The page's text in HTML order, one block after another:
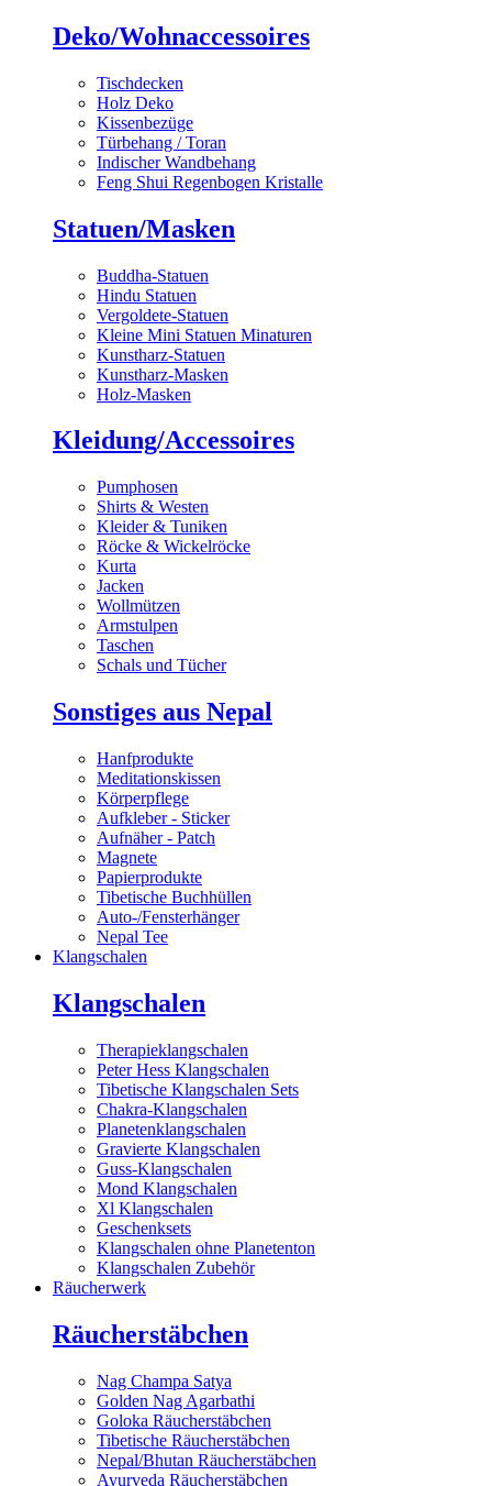
Deko/Wohnaccessoires
Tischdecken
Holz Deko
Kissenbezüge
Türbehang / Toran
Indischer Wandbehang
Feng Shui Regenbogen Kristalle
Statuen/Masken
Buddha-Statuen
Hindu Statuen
Vergoldete-Statuen
Kleine Mini Statuen Minaturen
Kunstharz-Statuen
Kunstharz-Masken
Holz-Masken
Kleidung/Accessoires
Pumphosen
Shirts & Westen
Kleider & Tuniken
Röcke & Wickelröcke
Kurta
Jacken
Wollmützen
Armstulpen
Taschen
Schals und Tücher
Sonstiges aus Nepal
Hanfprodukte
Meditationskissen
Körperpflege
Aufkleber - Sticker
Aufnäher - Patch
Magnete
Papierprodukte
Tibetische Buchhüllen
Auto-/Fensterhänger
Nepal Tee
Klangschalen
Klangschalen
Therapieklangschalen
Peter Hess Klangschalen
Tibetische Klangschalen Sets
Chakra-Klangschalen
Planetenklangschalen
Gravierte Klangschalen
Guss-Klangschalen
Mond Klangschalen
Xl Klangschalen
Geschenksets
Klangschalen ohne Planetenton
Klangschalen Zubehör
Räucherwerk
Räucherstäbchen
Nag Champa Satya
Golden Nag Agarbathi
Goloka Räucherstäbchen
Tibetische Räucherstäbchen
Nepal/Bhutan Räucherstäbchen
Ayurveda Räucherstäbchen